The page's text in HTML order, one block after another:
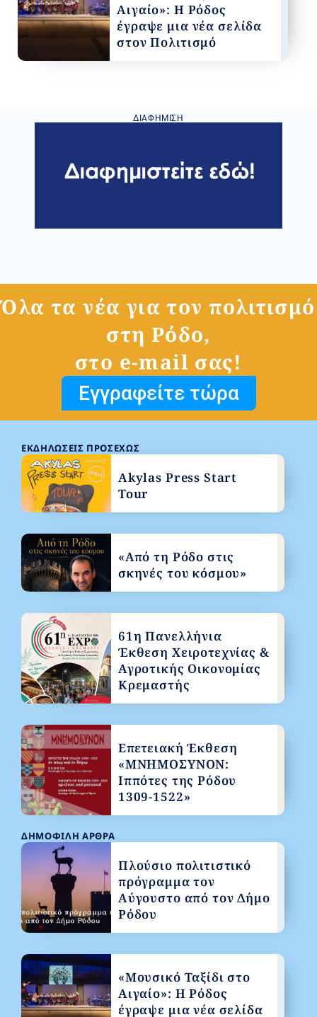
Αιγαίο»: Η Ρόδος
έγραψε μια νέα σελίδα
στον Πολιτισμό
ΔΙΑΦΉΜΙΣΗ
Όλα τα νέα για τον πολιτισμό
στη Ρόδο,
στο e-mail σας!
Εγγραφείτε τώρα
ΔΗΜΟΦΙΛΉ ΆΡΘΡΑ
Πλούσιο πολιτιστικό
πρόγραμμα τον
Αύγουστο από τον Δήμο
Ρόδου
«Μουσικό Ταξίδι στο
Αιγαίο»: Η Ρόδος
έγραψε μια νέα σελίδα
ΕΚΔΗΛΏΣΕΙΣ ΠΡΟΣΕΧΏΣ
Akylas Press Start
Tour
«Από τη Ρόδο στις
σκηνές του κόσμου»
61η Πανελλήνια
Έκθεση Χειροτεχνίας &
Αγροτικής Οικονομίας
Κρεμαστής
Επετειακή Έκθεση
«ΜΝΗΜΟΣΥΝΟΝ:
Ιππότες της Ρόδου
1309-1522»